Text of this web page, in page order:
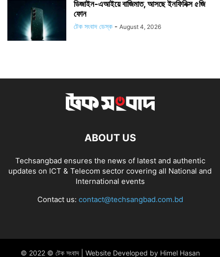
ডিজাইন-এআইয়ে বাজিমাত, আসছে ইনফিনিক্স ৫জি
ফোন
টেক সংবাদ ডেস্ক - August 4, 2026
ABOUT US
Techsangbad ensures the news of latest and authentic
updates on ICT & Telecom sector covering all National and
International events
Contact us: contact@techsangbad.com.bd
© 2022 © টেক সংবাদ | Website Developed by Himel Hasan